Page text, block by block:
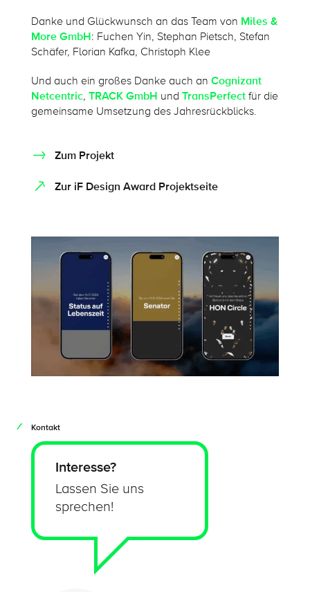
Danke und Glückwunsch an das Team von Miles &
More GmbH: Fuchen Yin, Stephan Pietsch, Stefan
Schäfer, Florian Kafka, Christoph Klee
Und auch ein großes Danke auch an Cognizant
Netcentric, TRACK GmbH und TransPerfectfür die
gemeinsame Umsetzung des Jahresrückblicks.
Zum Projekt
Zur iF Design Award Projektseite
Kontakt
Interesse?
Lassen Sie uns
sprechen!